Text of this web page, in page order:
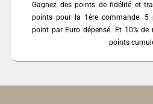
Gagnez des points de fidélité et
points pour la 1ère commande. 5
point par Euro dépensé. Et 10%
points